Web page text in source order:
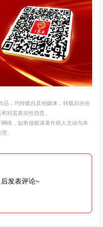
品，均转载自其他媒体，转载目的在
对其真实性负责。
络，如有侵权请著作权人主动与本
。
后发表评论~